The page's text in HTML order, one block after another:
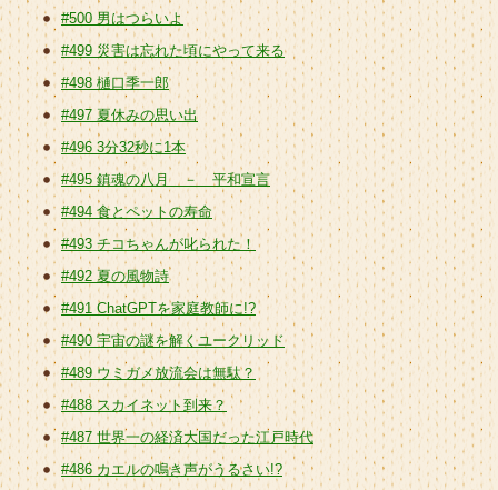
#500 男はつらいよ
#499 災害は忘れた頃にやって来る
#498 樋口季一郎
#497 夏休みの思い出
#496 3分32秒に1本
#495 鎮魂の八月 － 平和宣言
#494 食とペットの寿命
#493 チコちゃんが叱られた！
#492 夏の風物詩
#491 ChatGPTを家庭教師に!?
#490 宇宙の謎を解くユークリッド
#489 ウミガメ放流会は無駄？
#488 スカイネット到来？
#487 世界一の経済大国だった江戸時代
#486 カエルの鳴き声がうるさい!?